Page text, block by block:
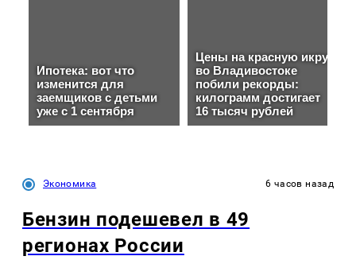
Экономика 6 часов назад
Бензин подешевел в 49
регионах России